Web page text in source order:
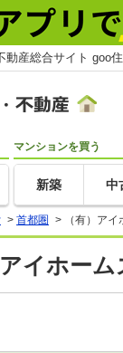
動産総合サイト goo
マンションを買う
新築 中
> 首都圏 > （有）ア
アイホー